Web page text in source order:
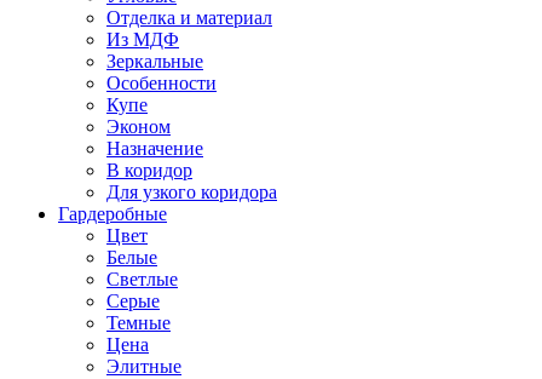
Отделка и материал
Из МДФ
Зеркальные
Особенности
Купе
Эконом
Назначение
В коридор
Для узкого коридора
Гардеробные
Цвет
Белые
Светлые
Серые
Темные
Цена
Элитные